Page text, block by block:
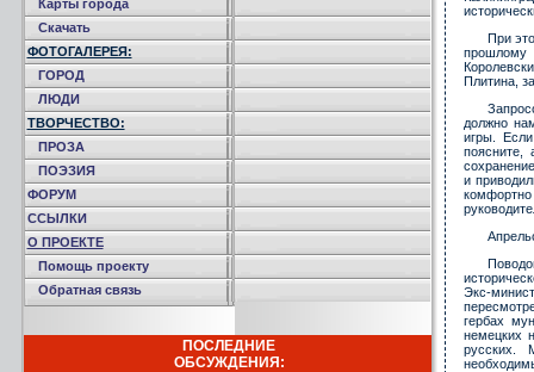
Карты города
Скачать
ФОТОГАЛЕРЕЯ:
ГОРОД
ЛЮДИ
ТВОРЧЕСТВО:
ПРОЗА
ПОЭЗИЯ
ФОРУМ
ССЫЛКИ
О ПРОЕКТЕ
Помощь проекту
Обратная связь
ПОСЛЕДНИЕ
ОБСУЖДЕНИЯ:
При
прошлому
Плитина,
должно
игры.
и
Экс-
гербах
немецких
русских.